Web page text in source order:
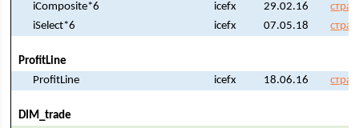
iComposite*6
icefx 29.02.16
iSelect*6
icefx 07.05.18
ProfitLine
ProfitLine
icefx 18.06.16
DIM_trade